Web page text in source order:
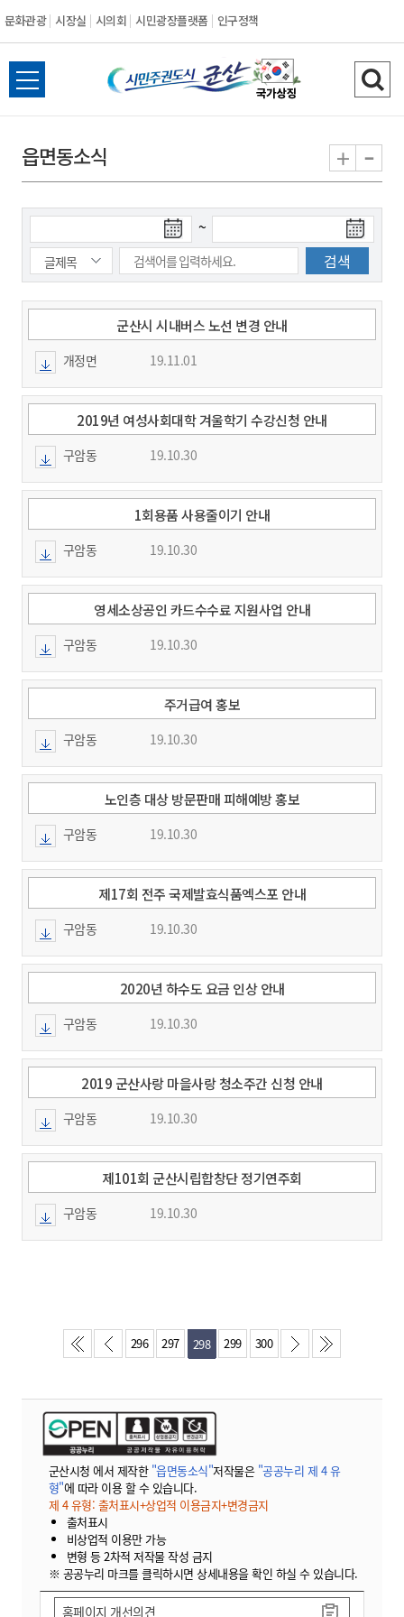
문화관광 시장실 시의회 시민광장플랫폼 인구정책
시
민
권
도
시
군
산
전
체
뉴
열
검
색
기
읍면동소식 + -
색
시
일
~
색
종
일
군산시 시내버스 노선 변경 안내
개정면 19.11.01
2019년 여성사회대학 겨울학기 수강신청 안내
구암동 19.10.30
1회용품 사용줄이기 안내
구암동 19.10.30
영세소상공인 카드수수료 지원사업 안내
구암동 19.10.30
주거급여 홍보
구암동 19.10.30
노인층 대상 방문판매 피해예방 홍보
구암동 19.10.30
제17회 전주 국제발효식품엑스포 안내
구암동 19.10.30
2020년 하수도 요금 인상 안내
구암동 19.10.30
2019 군산사랑 마을사랑 청소주간 신청 안내
구암동 19.10.30
제101회 군산시립합창단 정기연주회
구암동 19.10.30
296 297 298 299 300
군산시청 에서 제작한 "읍면동소식"저작물은 "공공누리 제 4 유
형"에 따라 이용 할 수 있습니다.
제 4 유형: 출처표시+상업적 이용금지+변경금지
출처표시
비상업적 이용만 가능
변형 등 2차적 저작물 작성 금지
※ 공공누리 마크를 클릭하시면 상세내용을 확인 하실 수 있습니다.
홈페이지 개선의견